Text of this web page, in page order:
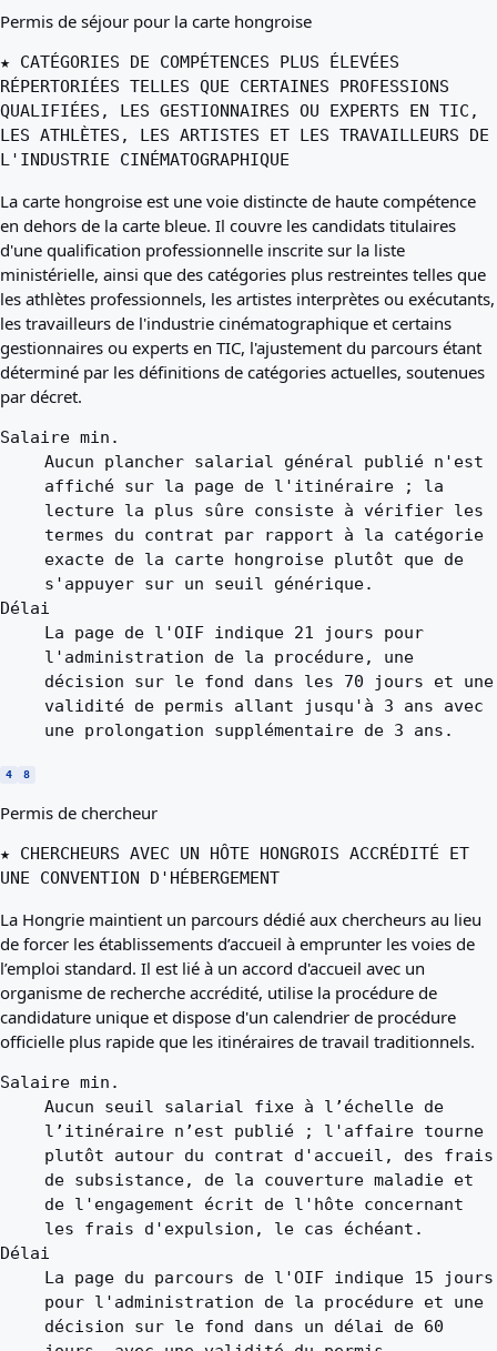
Permis de séjour pour la carte hongroise
★ CATÉGORIES DE COMPÉTENCES PLUS ÉLEVÉES
RÉPERTORIÉES TELLES QUE CERTAINES PROFESSIONS
QUALIFIÉES, LES GESTIONNAIRES OU EXPERTS EN TIC,
LES ATHLÈTES, LES ARTISTES ET LES TRAVAILLEURS DE
L'INDUSTRIE CINÉMATOGRAPHIQUE
La carte hongroise est une voie distincte de haute compétence
en dehors de la carte bleue. Il couvre les candidats titulaires
d'une qualification professionnelle inscrite sur la liste
ministérielle, ainsi que des catégories plus restreintes telles que
les athlètes professionnels, les artistes interprètes ou exécutants,
les travailleurs de l'industrie cinématographique et certains
gestionnaires ou experts en TIC, l'ajustement du parcours étant
déterminé par les définitions de catégories actuelles, soutenues
par décret.
Salaire min.
Aucun plancher salarial général publié n'est
affiché sur la page de l'itinéraire ; la
lecture la plus sûre consiste à vérifier les
termes du contrat par rapport à la catégorie
exacte de la carte hongroise plutôt que de
s'appuyer sur un seuil générique.
Délai
La page de l'OIF indique 21 jours pour
l'administration de la procédure, une
décision sur le fond dans les 70 jours et une
validité de permis allant jusqu'à 3 ans avec
une prolongation supplémentaire de 3 ans.
4 8
Permis de chercheur
★ CHERCHEURS AVEC UN HÔTE HONGROIS ACCRÉDITÉ ET
UNE CONVENTION D'HÉBERGEMENT
La Hongrie maintient un parcours dédié aux chercheurs au lieu
de forcer les établissements d’accueil à emprunter les voies de
l’emploi standard. Il est lié à un accord d'accueil avec un
organisme de recherche accrédité, utilise la procédure de
candidature unique et dispose d'un calendrier de procédure
officielle plus rapide que les itinéraires de travail traditionnels.
Salaire min.
Aucun seuil salarial fixe à l’échelle de
l’itinéraire n’est publié ; l'affaire tourne
plutôt autour du contrat d'accueil, des frais
de subsistance, de la couverture maladie et
de l'engagement écrit de l'hôte concernant
les frais d'expulsion, le cas échéant.
Délai
La page du parcours de l'OIF indique 15 jours
pour l'administration de la procédure et une
décision sur le fond dans un délai de 60